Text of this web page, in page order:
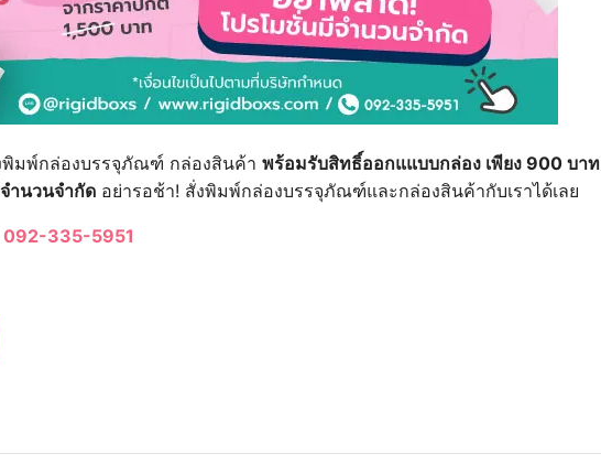
พิมพ์กล่องบรรจุภัณฑ์ กล่องสินค้า พร้อมรับสิทธิ์ออกแแบบกล่อง เพียง 900 บาท
ำนวนจำกัด อย่ารอช้า! สั่งพิมพ์กล่องบรรจุภัณฑ์และกล่องสินค้ากับเราได้เลย
092-335-5951